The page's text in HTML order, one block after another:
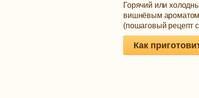
Горячий или
вишнёвым ароматом
(пошаговый рецепт
Как